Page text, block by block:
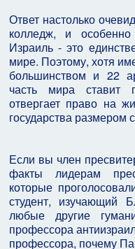
Ответ настолько
колледж, и особенно
Израиль - это
мире. Поэтому, хотя
большинством и 22
часть мира ставит
отвергает право на
государства
Если вы член
факты лидерам
которые
студент, изучающий
любые другие
профессора
профессора, почему